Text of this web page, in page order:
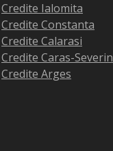
Credite Ialomita
Credite Constanta
Credite Calarasi
Credite Caras-Severin
Credite Arges